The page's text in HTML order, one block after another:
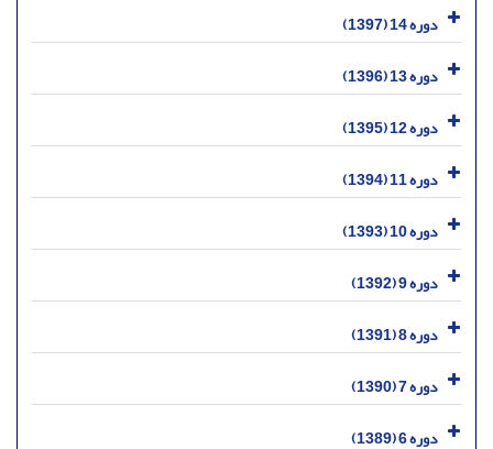
دوره 14 (1397)
دوره 13 (1396)
دوره 12 (1395)
دوره 11 (1394)
دوره 10 (1393)
دوره 9 (1392)
دوره 8 (1391)
دوره 7 (1390)
دوره 6 (1389)